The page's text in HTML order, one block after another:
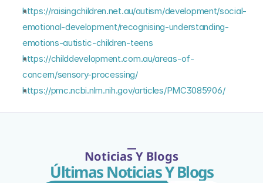
https://raisingchildren.net.au/autism/development/social-
emotional-development/recognising-understanding-
emotions-autistic-children-teens
https://childdevelopment.com.au/areas-of-
concern/sensory-processing/
https://pmc.ncbi.nlm.nih.gov/articles/PMC3085906/
Noticias Y Blogs
Últimas Noticias Y Blogs